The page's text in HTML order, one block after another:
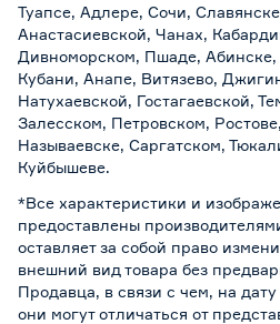
Туапсе, Адлере, Сочи,
Анастасиевской, Чанах,
Дивноморском, Пшаде,
Кубани, Анапе, Витязево,
Натухаевской, Гостагаевской,
Залесском, Петровском,
Называевске, Саргатском,
Куйбышеве.
*Все характеристики и
предоставлены
оставляет за собой право
внешний вид товара без
Продавца, в связи с чем, на
они могут отличаться от